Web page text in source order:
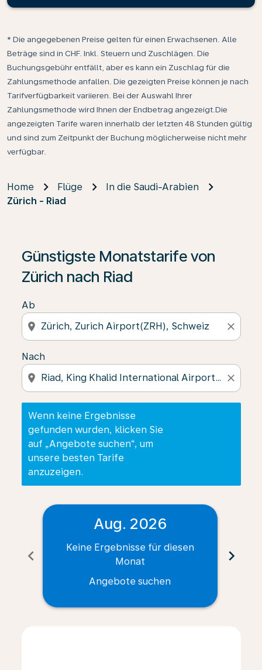
* Die angegebenen Preise gelten für einen Erwachsenen. Alle
Beträge sind in CHF. Inkl. Steuern und Zuschlägen. Die
Buchungsgebühr entfällt, aber es kann ein Zuschlag für die
Zahlungsmethode anfallen. Die gezeigten Preise können je nach
Tarifverfügbarkeit variieren. Bei der Auswahl Ihrer
Zahlungsmethode wird Ihnen der Endbetrag angezeigt.Die
angezeigten Tarife waren innerhalb der letzten 48 Stunden gültig
und sind zum Zeitpunkt der Buchung möglicherweise nicht mehr
verfügbar.
Home Flüge
In die Saudi-Arabien
Zürich - Riad
Günstigste Monatstarife von
Zürich nach Riad
Ab
location_on close
Nach
location_on close
Wenn keine Ergebnisse
gefunden wurden, klicken Sie
auf „Angebote suchen“, um
unsere besten Tarife
anzuzeigen.
Wenn keine Ergebnisse gefunden wurden, klicken
chevron_left
Aug. 2026
Keine Ergebnisse für diesen
Monat
Angebote suchen
chevron_right